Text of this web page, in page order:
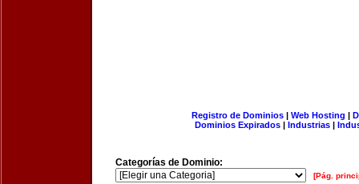
Registro de Dominios| Web Hosting |
Dominios Expirados | Industrias |
Categorías de Dominio:
[Pág.